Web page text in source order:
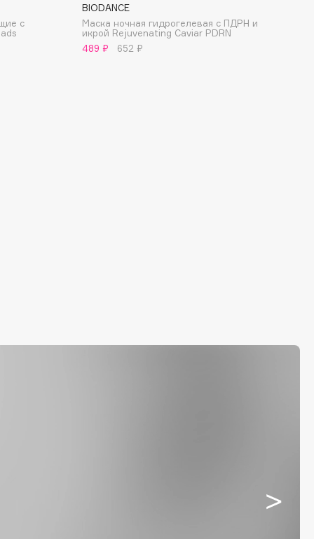
с
BIODANCE
Маска ночная гидрогелевая с ПДРН и
икрой Rejuvenating Caviar PDRN
489 ₽
652 ₽